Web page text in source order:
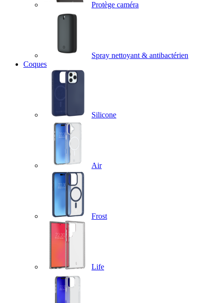
Protège caméra
Spray nettoyant & antibactérien
Coques
Silicone
Air
Frost
Life